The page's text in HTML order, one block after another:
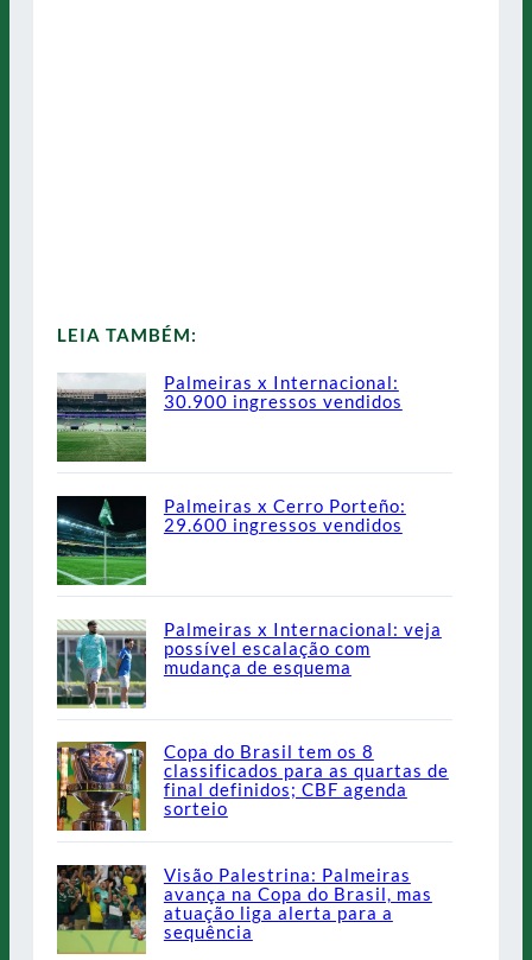
LEIA TAMBÉM:
Palmeiras x Internacional:
30.900 ingressos vendidos
Palmeiras x Cerro Porteño:
29.600 ingressos vendidos
Palmeiras x Internacional: veja
possível escalação com
mudança de esquema
Copa do Brasil tem os 8
classificados para as quartas de
final definidos; CBF agenda
sorteio
Visão Palestrina: Palmeiras
avança na Copa do Brasil, mas
atuação liga alerta para a
sequência